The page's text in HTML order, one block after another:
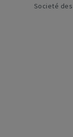
Societé des